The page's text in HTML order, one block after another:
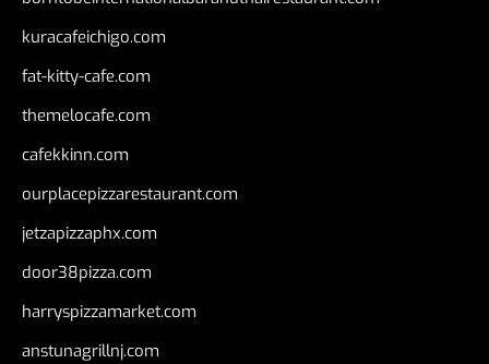
kuracafeichigo.com
fat-kitty-cafe.com
themelocafe.com
cafekkinn.com
ourplacepizzarestaurant.com
jetzapizzaphx.com
door38pizza.com
harryspizzamarket.com
anstunagrillnj.com